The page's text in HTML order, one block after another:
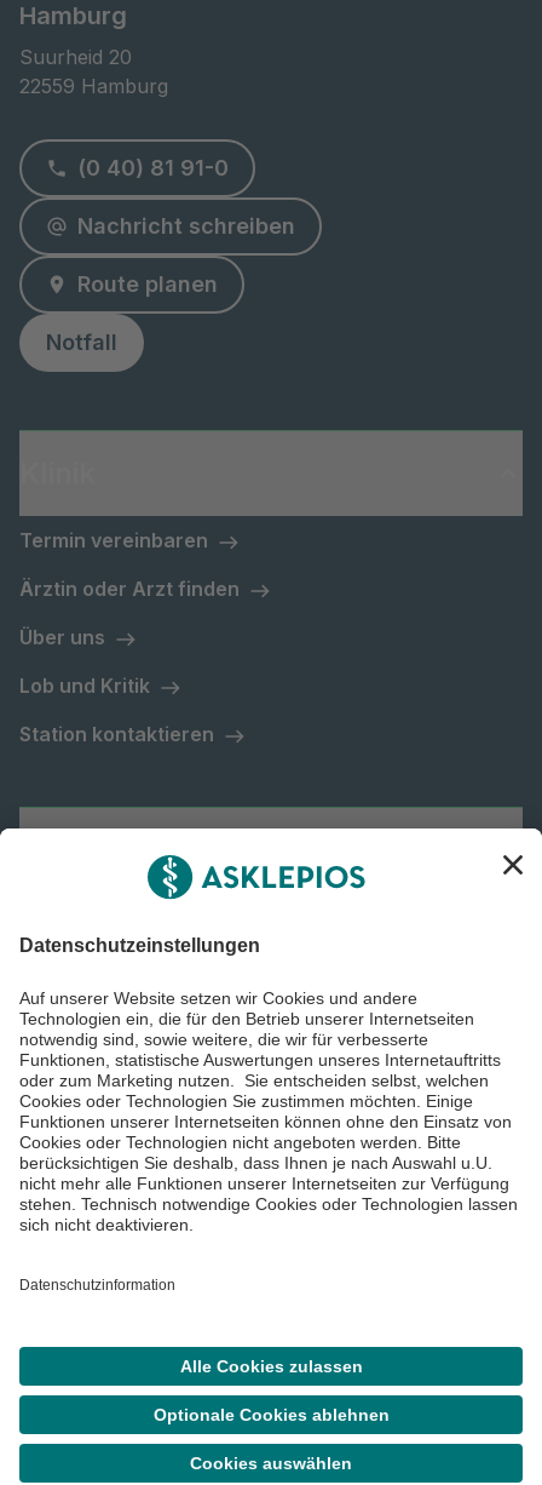
Menü
SucheTermin
Hamburg
Suurheid 20
22559 Hamburg
(0 40) 81 91-0
Nachricht schreiben
Route planen
Notfall
Termin vereinbaren
Ärztin oder Arzt finden
Über uns
Lob und Kritik
Station kontaktieren
Asklepios Gruppe
Impressum
©Asklepios Kliniken GmbH & Co. KGaA 2026